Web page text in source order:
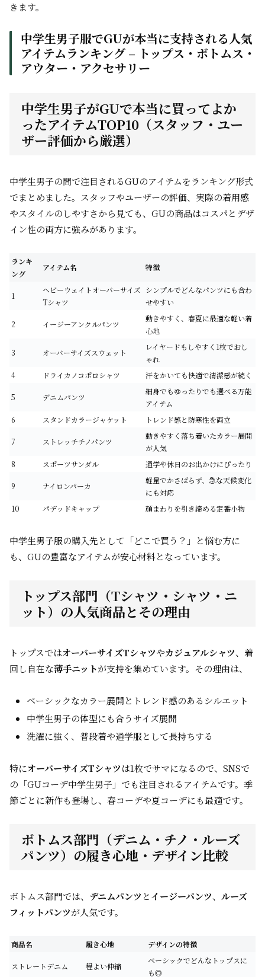
きます。
中学生男子服でGUが本当に支持される人気
アイテムランキング – トップス・ボトムス・
アウター・アクセサリー
中学生男子がGUで本当に買ってよか
ったアイテムTOP10（スタッフ・ユー
ザー評価から厳選）
中学生男子の間で注目されるGUのアイテムをランキング形式
でまとめました。スタッフやユーザーの評価、実際の着用感
やスタイルのしやすさから見ても、GUの商品はコスパとデザ
イン性の両方に強みがあります。
ランキ
ング
アイテム名 特徴
1
ヘビーウェイトオーバーサイズ
Tシャツ
シンプルでどんなパンツにも合わ
せやすい
2 イージーアンクルパンツ
動きやすく、春夏に最適な軽い着
心地
3 オーバーサイズスウェット
レイヤードもしやすく1枚でおし
ゃれ
4
ドライカノコポロシャツ 汗をかいても快適で清潔感が続く
5 デニムパンツ
細身でもゆったりでも選べる万能
アイテム
6
スタンドカラージャケット トレンド感と防寒性を両立
7 ストレッチチノパンツ
動きやすく落ち着いたカラー展開
が人気
8
スポーツサンダル 通学や休日のお出かけにぴったり
9 ナイロンパーカ
軽量でかさばらず、急な天候変化
にも対応
10
パデッドキャップ 顔まわりを引き締める定番小物
中学生男子服の購入先として「どこで買う？」と悩む方に
も、GUの豊富なアイテムが安心材料となっています。
トップス部門（Tシャツ・シャツ・ニ
ット）の人気商品とその理由
トップスではオーバーサイズTシャツやカジュアルシャツ、着
回し自在な薄手ニットが支持を集めています。その理由は、
ベーシックなカラー展開とトレンド感のあるシルエット
中学生男子の体型にも合うサイズ展開
洗濯に強く、普段着や通学服として長持ちする
特にオーバーサイズTシャツは1枚でサマになるので、SNSで
の「GUコーデ中学生男子」でも注目されるアイテムです。季
節ごとに新作も登場し、春コーデや夏コーデにも最適です。
ボトムス部門（デニム・チノ・ルーズ
パンツ）の履き心地・デザイン比較
ボトムス部門では、 デニムパンツ とイージーパンツ、 ルーズ
フィットパンツが人気です。
商品名 履き心地 デザインの特徴
ストレートデニム 程よい伸縮
ベーシックでどんなトップスに
も◎